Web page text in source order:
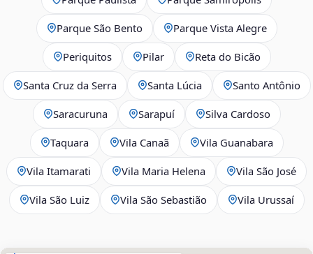
Parque São Bento Parque Vista Alegre
Periquitos Pilar Reta do Bicão
Santa Cruz da Serra Santa Lúcia Santo Antônio
Saracuruna Sarapuí Silva Cardoso
Taquara Vila Canaã Vila Guanabara
Vila Itamarati Vila Maria Helena Vila São José
Vila São Luiz Vila São Sebastião Vila Urussaí